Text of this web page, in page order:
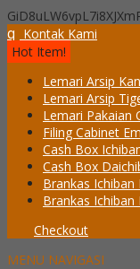
q Kontak Kami
Hot Item!
Lemari Arsip
Lemari Arsip
Lemari Pakaian
Filing Cabinet
Cash Box
Cash Box
Brankas Ichiban
Brankas Ichiban
Checkout
MENU NAVIGASI